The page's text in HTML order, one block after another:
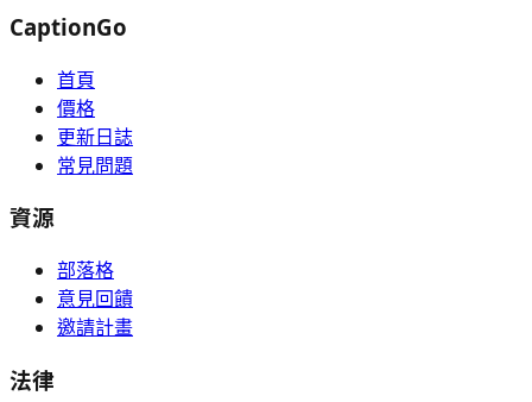
CaptionGo
首頁
價格
更新日誌
常見問題
資源
部落格
意見回饋
邀請計畫
法律